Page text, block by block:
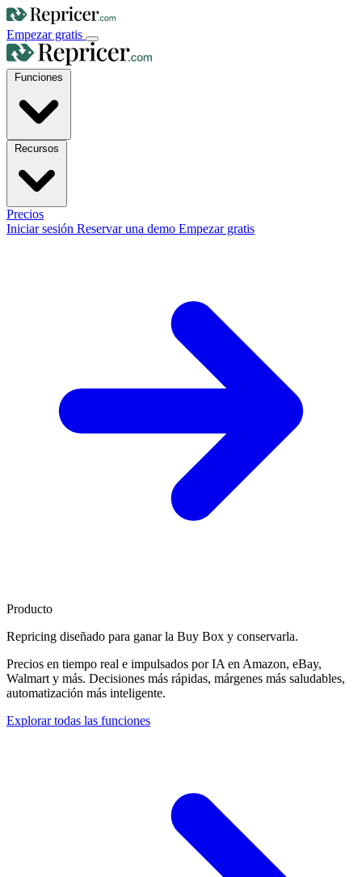
Empezar gratis
Precios
Iniciar sesión Reservar una demo Empezar gratis
Producto
Repricing diseñado para ganar la Buy Box y conservarla.
Precios en tiempo real e impulsados por IA en Amazon, eBay,
Walmart y más. Decisiones más rápidas, márgenes más saludables,
automatización más inteligente.
Explorar todas las funciones